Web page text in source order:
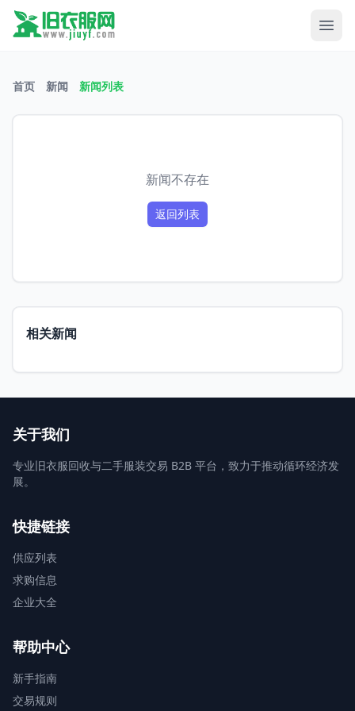
首页 新闻 新闻列表
新闻不存在
返回列表
相关新闻
关于我们
专业旧衣服回收与二手服装交易 B2B 平台，致力于推动循环经济发
展。
快捷链接
供应列表
求购信息
企业大全
帮助中心
新手指南
交易规则